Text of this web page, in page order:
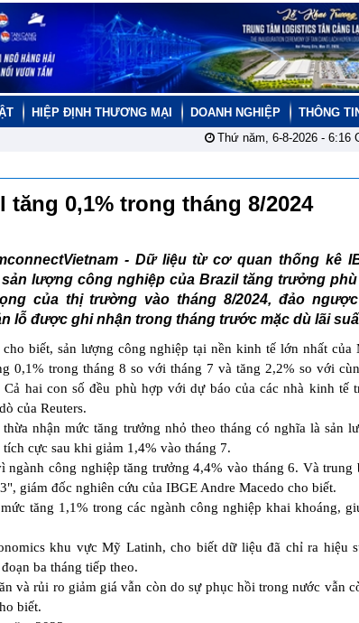
HIỆP ĐỊNH THƯƠNG MẠI DOANH NGHIỆP THÔNG
Thứ năm, 6-8-2026 - 6:16
0,1% trong tháng 8/2024
- Dữ liệu từ cơ quan thống kê
lượng công nghiệp của Brazil tăng trưởng
của thị trường vào tháng 8/2024, đảo
lỗ được ghi nhận trong tháng trước mặc dù lãi
cho biết, sản lượng công nghiệp tại nền kinh tế lớn nhất của
0,1% trong tháng 8 so với tháng 7 và tăng 2,2% so với
Cả hai con số đều phù hợp với dự báo của các nhà kinh tế
của Reuters.
nhận mức tăng trưởng nhỏ theo tháng có nghĩa là sản
cực sau khi giảm 1,4% vào tháng 7.
công nghiệp tăng trưởng 4,4% vào tháng 6. Và trung
giám đốc nghiên cứu của IBGE Andre Macedo cho biết.
tăng 1,1% trong các ngành công nghiệp khai khoáng,
khu vực Mỹ Latinh, cho biết dữ liệu đã chỉ ra hiệu
ba tháng tiếp theo.
và rủi ro giảm giá vẫn còn do sự phục hồi trong nước vẫn
biết.